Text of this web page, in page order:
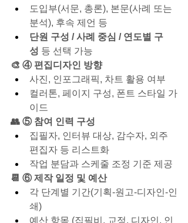
도입부(서문, 총론), 본문(사례 또는
분석), 후속 제언 등
단원 구성 / 사례 중심 / 연도별 구
성 등 선택 가능
🎨 ④ 편집디자인 방향
사진, 인포그래픽, 차트 활용 여부
컬러톤, 페이지 구성, 폰트 스타일 가
이드
👥 ⑤ 참여 인력 구성
집필자, 인터뷰 대상, 감수자, 외주
편집자 등 리스트화
작업 분담과 스케줄 조정 기준 제공
📆 ⑥ 제작 일정 및 예산
각 단계별 기간(기획-원고-디자인-인
쇄)
예산 항목 (집필비, 교정, 디자인, 인